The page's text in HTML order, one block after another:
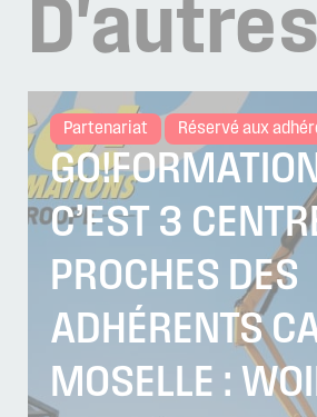
D'autres
Partenariat Réservé aux
C’EST 3
PROCHES DES
ADHÉRENTS
MOSELLE :